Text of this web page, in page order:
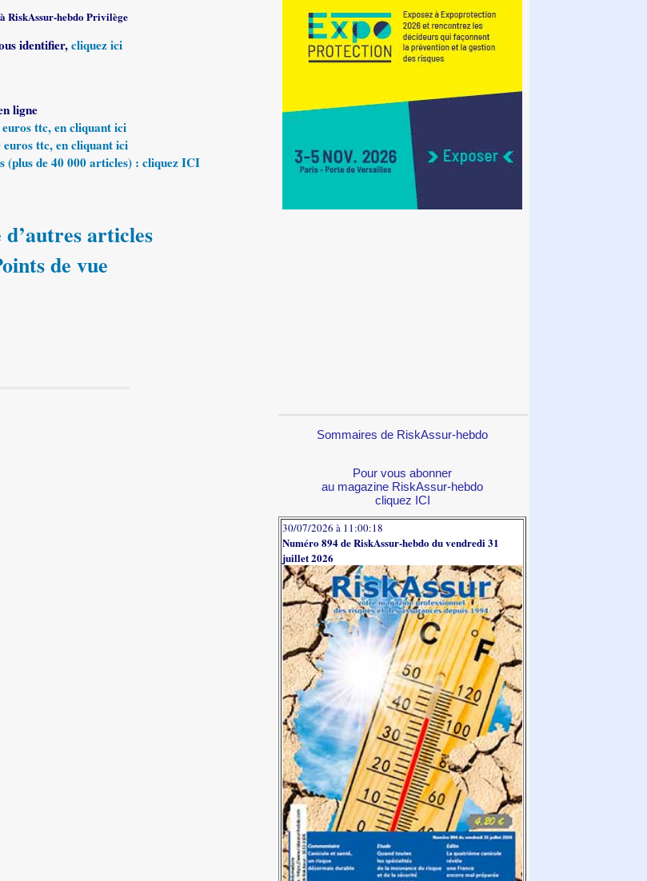
RiskAssur-hebdo Privilège
identifier,cliquez ici
ligne
ttc, en cliquant ici
ttc, en cliquant ici
(plus de 40 000 articles) : cliquez ICI
articles
de vue
Sommaires de RiskAssur-hebdo
Pour vous abonner
au magazine RiskAssur-hebdo
cliquez ICI
30/07/2026 à 11:00:18
Numéro 894 de RiskAssur-hebdo du vendredi 31
juillet 2026